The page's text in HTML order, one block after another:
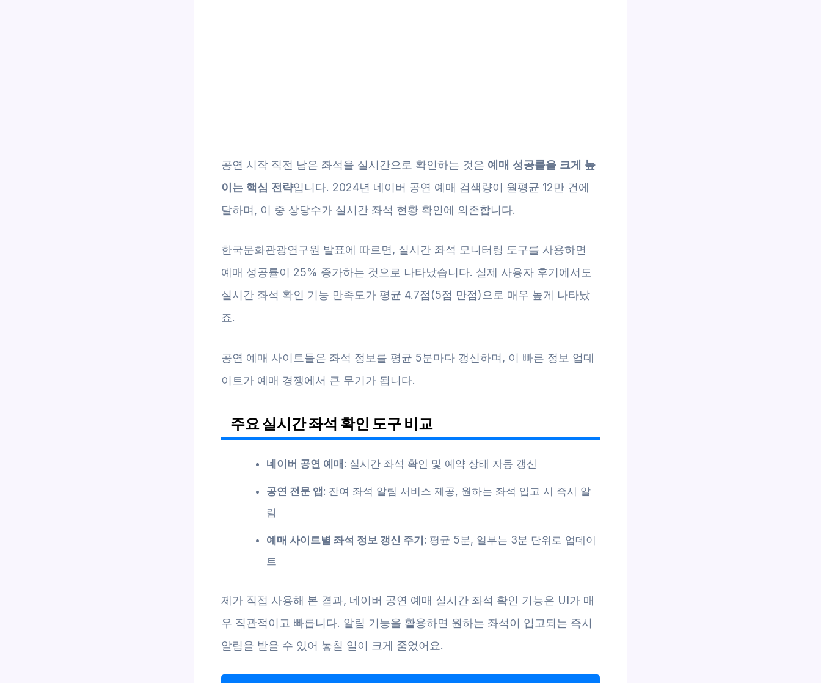
공연 시작 직전 남은 좌석을 실시간으로 확인하는 것은 예매 성공률을 크게 높
이는 핵심 전략입니다. 2024년 네이버 공연 예매 검색량이 월평균 12만 건에
달하며, 이 중 상당수가 실시간 좌석 현황 확인에 의존합니다.
한국문화관광연구원 발표에 따르면, 실시간 좌석 모니터링 도구를 사용하면
예매 성공률이 25% 증가하는 것으로 나타났습니다. 실제 사용자 후기에서도
실시간 좌석 확인 기능 만족도가 평균 4.7점(5점 만점)으로 매우 높게 나타났
죠.
공연 예매 사이트들은 좌석 정보를 평균 5분마다 갱신하며, 이 빠른 정보 업데
이트가 예매 경쟁에서 큰 무기가 됩니다.
주요 실시간 좌석 확인 도구 비교
네이버 공연 예매 : 실시간 좌석 확인 및 예약 상태 자동 갱신
공연 전문 앱 : 잔여 좌석 알림 서비스 제공, 원하는 좌석 입고 시 즉시 알
림
예매 사이트별 좌석 정보 갱신 주기 : 평균 5분, 일부는 3분 단위로 업데이
트
제가 직접 사용해 본 결과, 네이버 공연 예매 실시간 좌석 확인 기능은 UI가 매
우 직관적이고 빠릅니다. 알림 기능을 활용하면 원하는 좌석이 입고되는 즉시
알림을 받을 수 있어 놓칠 일이 크게 줄었어요.